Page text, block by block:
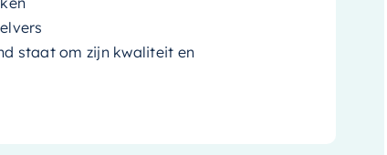
staat om zijn kwaliteit en